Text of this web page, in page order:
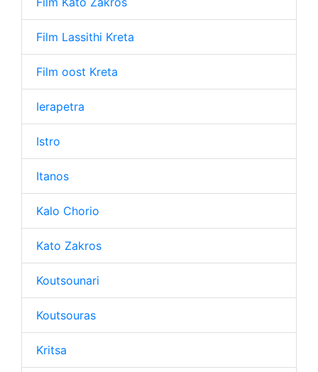
Film Lassithi Kreta
Film oost Kreta
Ierapetra
Istro
Itanos
Kalo Chorio
Kato Zakros
Koutsounari
Koutsouras
Kritsa